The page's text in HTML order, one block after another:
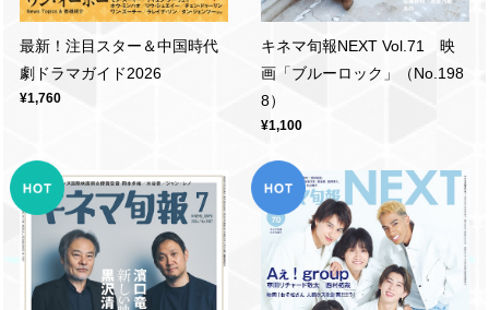
最新！注目スター＆中国時代
劇ドラマガイド2026
¥1,760
キネマ旬報NEXT Vol.71 映
画「ブルーロック」（No.198
8）
¥1,100